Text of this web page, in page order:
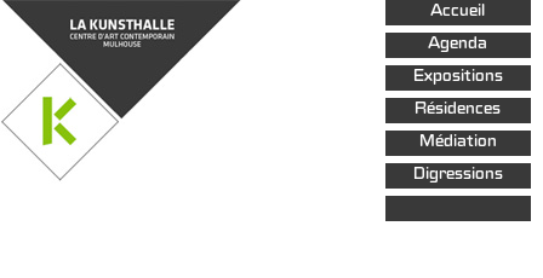
Aller au
contenu
principal
Accueil
Agenda
Expositions
Résidences
Médiation
Digressions